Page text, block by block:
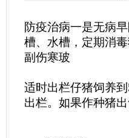
防疫治病一是无病
槽、水槽，定期消
副伤寒玻
适时出栏仔猪饲养
出栏。如果作种猪